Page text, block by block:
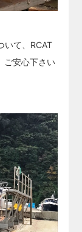
いて、RCAT
ご安心下さい